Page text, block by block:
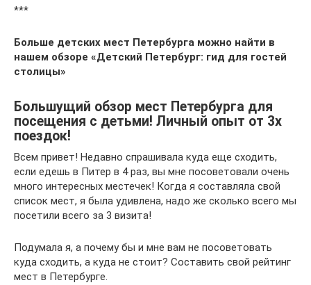
***
Больше детских мест Петербурга можно найти в
нашем обзоре «Детский Петербург: гид для гостей
столицы»
Большущий обзор мест Петербурга для
посещения с детьми! Личный опыт от 3х
поездок!
Всем привет! Недавно спрашивала куда еще сходить,
если едешь в Питер в 4 раз, вы мне посоветовали очень
много интересных местечек! Когда я составляла свой
список мест, я была удивлена, надо же сколько всего мы
посетили всего за 3 визита!
Подумала я, а почему бы и мне вам не посоветовать
куда сходить, а куда не стоит? Составить свой рейтинг
мест в Петербурге.